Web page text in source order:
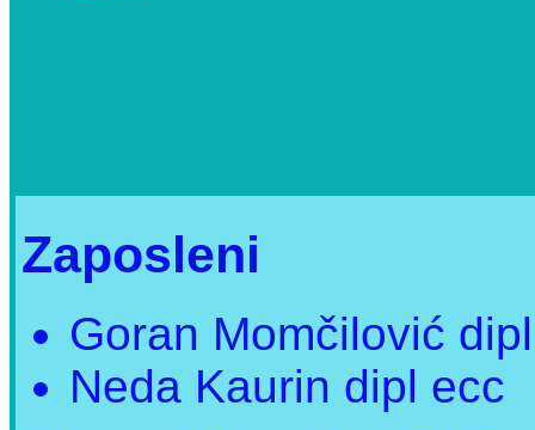
Zaposleni
Goran Momčilović
Neda Kaurin dipl ecc